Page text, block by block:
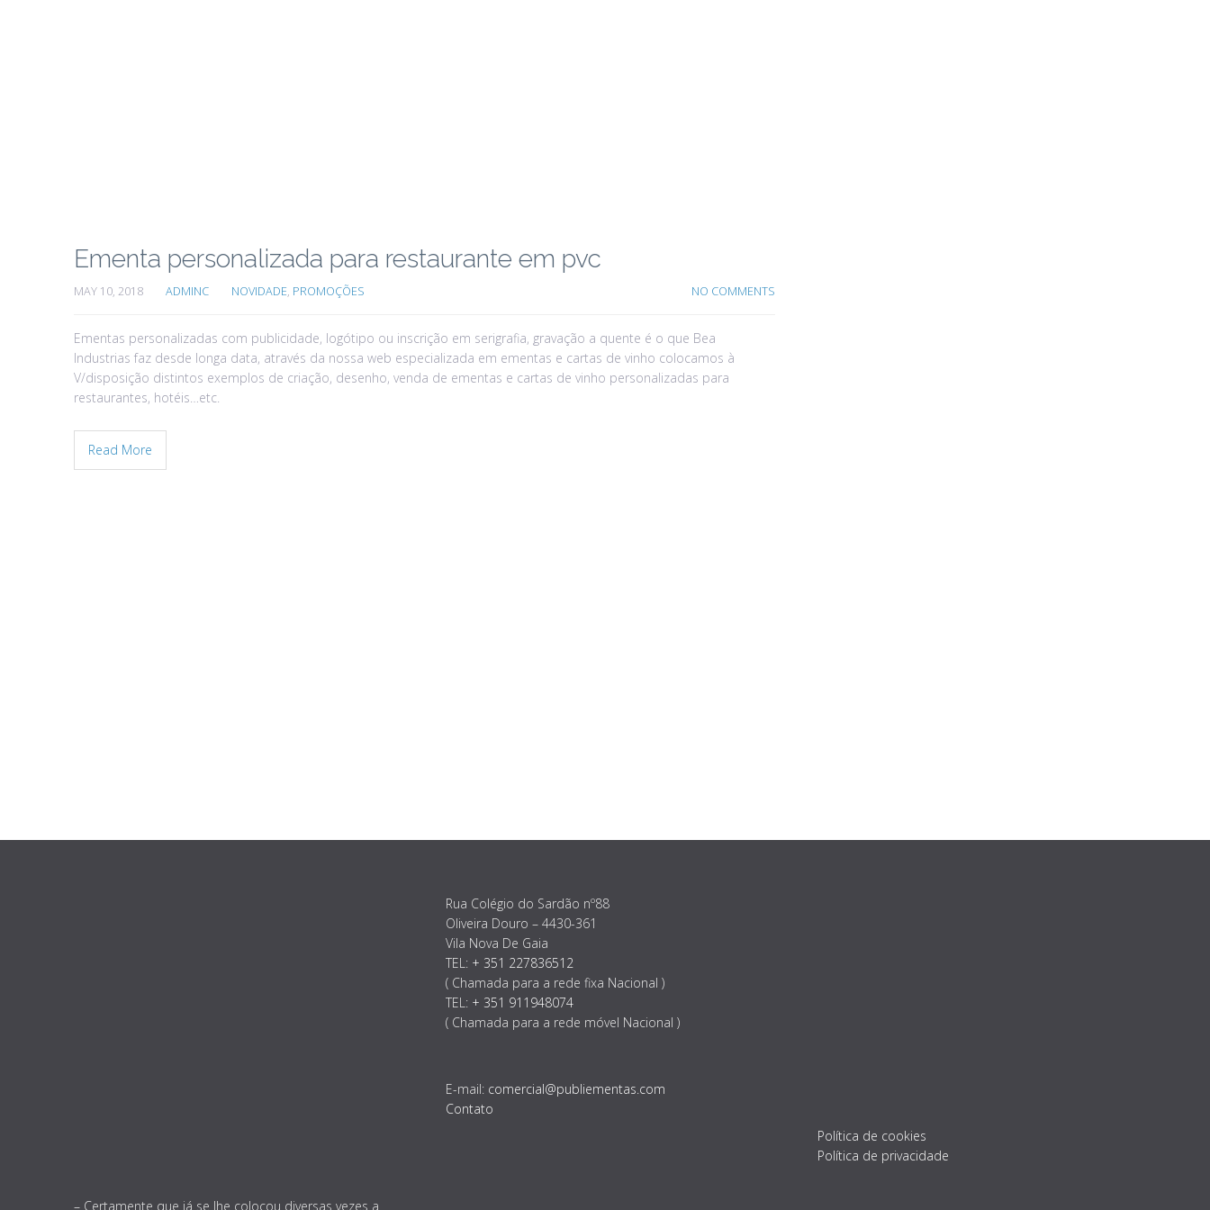
Ementa personalizada para restaurante em pvc
MAY 10, 2018 ADMINC NOVIDADE, PROMOÇÕES NO COMMENTS
Ementas personalizadas com publicidade, logótipo ou inscrição em serigrafia, gravação a quente é o que Bea
Industrias faz desde longa data, através da nossa web especializada em ementas e cartas de vinho colocamos à
V/disposição distintos exemplos de criação, desenho, venda de ementas e cartas de vinho personalizadas para
restaurantes, hotéis…etc.
Read More
– Certamente que já se lhe colocou diversas vezes a
Rua Colégio do Sardão nº88
Oliveira Douro – 4430-361
Vila Nova De Gaia
TEL: + 351 227836512
( Chamada para a rede fixa Nacional )
TEL: + 351 911948074
( Chamada para a rede móvel Nacional )
E-mail: comercial@publiementas.com
Contato
Política de cookies
Política de privacidade